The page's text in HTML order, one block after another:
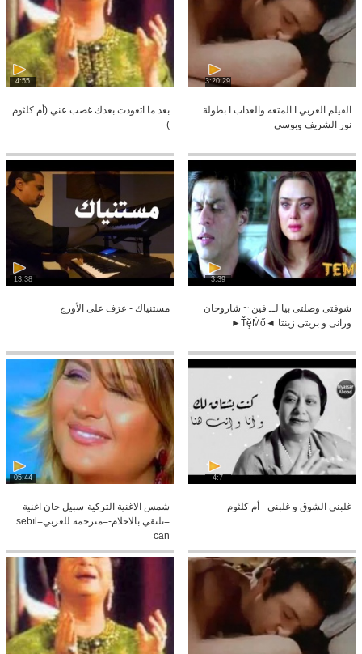
3:20:29
الفيلم العربي I المتعه والعذاب I بطولة
نور الشريف وبوسي
4:55
بعد ما اتعودت بعدك غصب عني (أم كلثوم
)
3:39
شوفتى وصلتى بيا لــ فين ~ شاروخان
ورانى و بريتى زينتا ◄ŤḝṀő►
13:38
مستنياك - عزف على الأورج
4:7
غلبني الشوق و غلبني - أم كلثوم
05:44
شمس الاغنية التركية-سبيل جان اغنية-
=نلتقي بالاحلام-=مترجمة للعربي=sebıl
can